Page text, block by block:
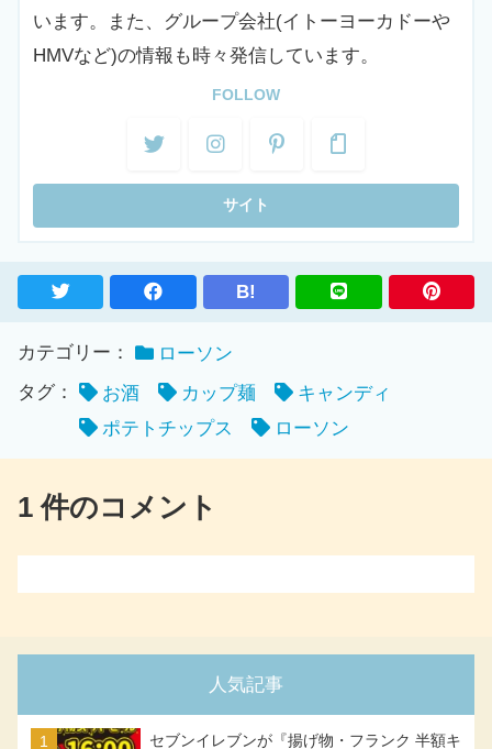
います。また、グループ会社(イトーヨーカドーや
HMVなど)の情報も時々発信しています。
FOLLOW
B!
カテゴリー：
ローソン
タグ：
お酒 カップ麺
キャンディ
ポテトチップス
ローソン
1 件のコメント
人気記事
セブンイレブンが『揚げ物・フランク 半額キ